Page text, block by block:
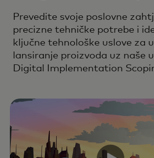
Prevedite svoje poslovne
precizne tehničke potrebe i
ključne tehnološke uslove za
lansiranje proizvoda uz naše
Digital Implementation